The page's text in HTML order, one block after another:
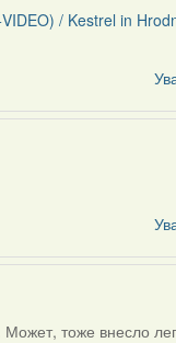
/ Kestrel in
Может, тоже внесло